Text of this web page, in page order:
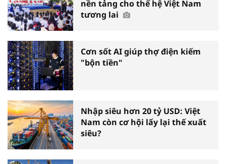
nền tảng cho thế hệ Việt Nam
tương lai
Cơn sốt AI giúp thợ điện kiếm
"bộn tiền"
Nhập siêu hơn 20 tỷ USD: Việt
Nam còn cơ hội lấy lại thế xuất
siêu?